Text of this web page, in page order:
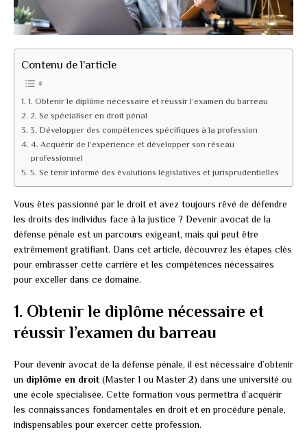
Contenu de l'article
1. Obtenir le diplôme nécessaire et réussir l’examen du barreau
2. Se spécialiser en droit pénal
3. Développer des compétences spécifiques à la profession
4. Acquérir de l’expérience et développer son réseau
professionnel
5. Se tenir informé des évolutions législatives et jurisprudentielles
Vous êtes passionné par le droit et avez toujours rêvé de défendre
les droits des individus face à la justice ? Devenir avocat de la
défense pénale est un parcours exigeant, mais qui peut être
extrêmement gratifiant. Dans cet article, découvrez les étapes clés
pour embrasser cette carrière et les compétences nécessaires
pour exceller dans ce domaine.
1. Obtenir le diplôme nécessaire et
réussir l’examen du barreau
Pour devenir avocat de la défense pénale, il est nécessaire d’obtenir
un diplôme en droit (Master 1 ou Master 2) dans une université ou
une école spécialisée. Cette formation vous permettra d’acquérir
les connaissances fondamentales en droit et en procédure pénale,
indispensables pour exercer cette profession.